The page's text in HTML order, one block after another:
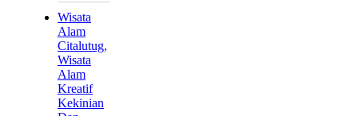
Wisata
Alam
Citalutug,
Wisata
Alam
Kreatif
Kekinian